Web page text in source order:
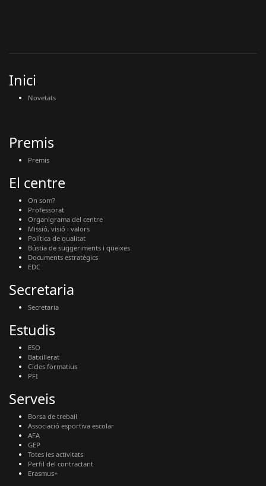
Inici
Novetats
Premis
Premis
El centre
On som?
Professorat
Organigrama del centre
Missió, visió i valors
Política de qualitat
Bústia de suggeriments i queixes
Documents estratègics
EDC
Secretaria
Secretaria
Estudis
ESO
Batxillerat
Cicles formatius
PFI
Serveis
Borsa de treball
Associació esportiva escolar
AFA
GEP
Totes les activitats
Perfil del contractant
Erasmus+